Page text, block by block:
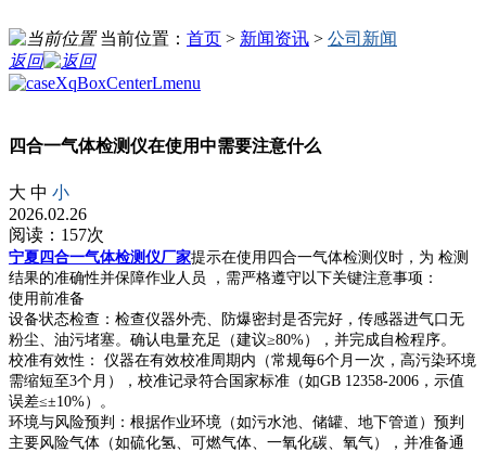
当前位置： 首页 > 新闻资讯 > 公司新闻
返回
四合一气体检测仪在使用中需要注意什么
大 中 小
2026.02.26
阅读：157次
宁夏四合一气体检测仪厂家提示在使用四合一气体检测仪时，为 检测
结果的准确性并保障作业人员 ，需严格遵守以下关键注意事项：
‌使用前准备‌
‌设备状态检查‌：检查仪器外壳、防爆密封是否完好，传感器进气口无
粉尘、油污堵塞。确认电量充足（建议≥80%），并完成自检程序。
‌校准有效性‌： 仪器在有效校准周期内（常规每6个月一次，高污染环境
需缩短至3个月），校准记录符合国家标准（如GB 12358-2006，示值
误差≤±10%）。
‌环境与风险预判‌：根据作业环境（如污水池、储罐、地下管道）预判
主要风险气体（如硫化氢、可燃气体、一氧化碳、氧气），并准备通